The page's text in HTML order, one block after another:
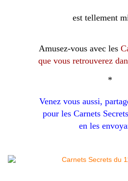
est tellement
Amusez-vous avec les
que vous retrouverez
*
Venez vous aussi,
pour les Carnets
en les